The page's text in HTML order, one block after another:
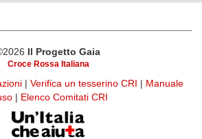
Il Progetto Gaia
Croce Rossa Italiana
| Verifica un tesserino CRI | Manuale
| Elenco Comitati CRI